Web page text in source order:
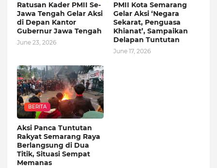
Ratusan Kader PMII Se-
Jawa Tengah Gelar Aksi
di Depan Kantor
Gubernur Jawa Tengah
June 23, 2026
PMII Kota Semarang
Gelar Aksi ‘Negara
Sekarat, Penguasa
Khianat’, Sampaikan
Delapan Tuntutan
June 17, 2026
BERITA
Aksi Panca Tuntutan
Rakyat Semarang Raya
Berlangsung di Dua
Titik, Situasi Sempat
Memanas